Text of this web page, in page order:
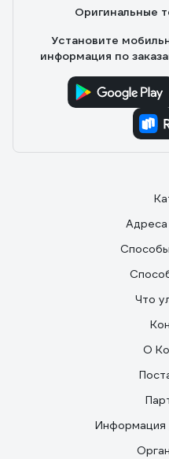
Оригинальные
Установите
информация по
Адреса
Что
О
Информация